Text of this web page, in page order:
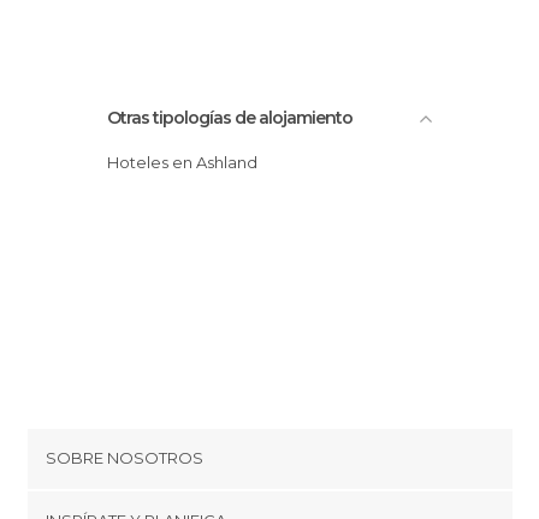
Otras tipologías de alojamiento
Hoteles en Ashland
SOBRE NOSOTROS
Cookies